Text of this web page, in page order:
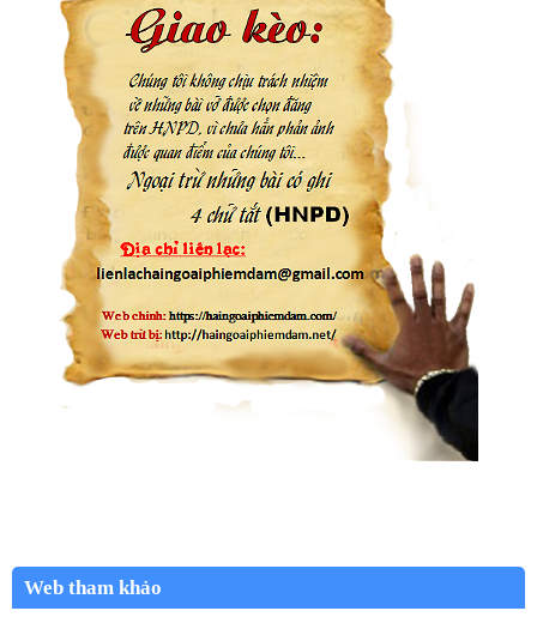
Web tham khảo